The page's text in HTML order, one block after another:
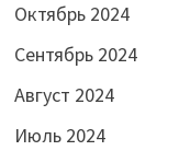
Октябрь 2024
Сентябрь 2024
Август 2024
Июль 2024